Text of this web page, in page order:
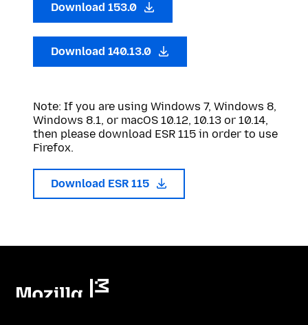
Download 153.0
Download 140.13.0
Note: If you are using Windows 7, Windows 8,
Windows 8.1, or macOS 10.12, 10.13 or 10.14,
then please download ESR 115 in order to use
Firefox.
Download ESR 115